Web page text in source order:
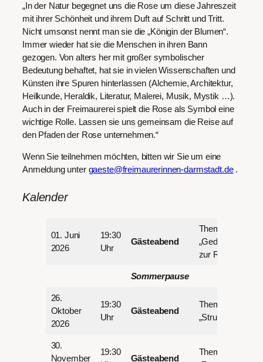
„In der Natur begegnet uns die Rose um diese Jahreszeit
mit ihrer Schönheit und ihrem Duft auf Schritt und Tritt.
Nicht umsonst nennt man sie die „Königin der Blumen“.
Immer wieder hat sie die Menschen in ihren Bann
gezogen. Von alters her mit großer symbolischer
Bedeutung behaftet, hat sie in vielen Wissenschaften und
Künsten ihre Spuren hinterlassen (Alchemie, Architektur,
Heilkunde, Heraldik, Literatur, Malerei, Musik, Mystik …).
Auch in der Freimaurerei spielt die Rose als Symbol eine
wichtige Rolle. Lassen sie uns gemeinsam die Reise auf
den Pfaden der Rose unternehmen.“
Wenn Sie teilnehmen möchten, bitten wir Sie um eine
Anmeldung unter gaeste@freimaurerinnen-darmstadt.de.
Kalender
01. Juni
2026
19:30
Uhr
Gästeabend
Thema:
„Gedanken
zur Rose“
Sommerpause
26.
Oktober
2026
19:30
Uhr
Gästeabend
Thema:
„Struktur“
30.
November
19:30
Gästeabend
Thema: